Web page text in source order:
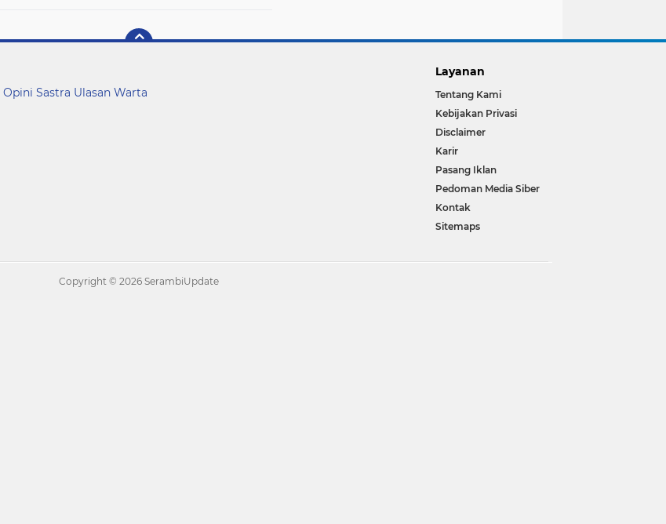
Opini Sastra Ulasan Warta
Layanan
Tentang Kami
Kebijakan Privasi
Disclaimer
Karir
Pasang Iklan
Pedoman Media Siber
Kontak
Sitemaps
Copyright © 2026 SerambiUpdate